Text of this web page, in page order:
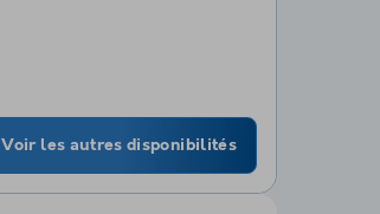
Voir les autres disponibilités